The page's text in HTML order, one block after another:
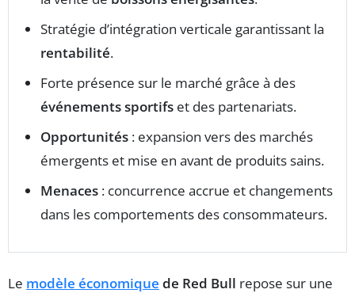
Stratégie d’intégration verticale garantissant la
rentabilité.
Forte présence sur le marché grâce à des
événements sportifs et des partenariats.
Opportunités : expansion vers des marchés
émergents et mise en avant de produits sains.
Menaces : concurrence accrue et changements
dans les comportements des consommateurs.
Le modèle économique de Red Bull repose sur une